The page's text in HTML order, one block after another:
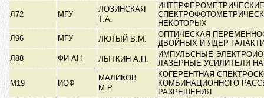
Л72 МГУ
ЛОЗИНСКАЯ
Т.А.
НЕКОТОРЫХ
Л96
МГУ ЛЮТЫЙ В.М.
ОПТИЧЕСКАЯ
ДВОЙНЫХ И ЯДЕР
Л88
ФИ АН ЛЫТКИН А.П.
ИМПУЛЬСНЫЕ
ЛАЗЕРНЫЕ УСИЛИТЕЛИ
М19 ИОФ
МАЛИКОВ
М.Р.
КОГЕРЕНТНАЯ
КОМБИНАЦИОННОГО
РАЗРЕШЕНИЯ